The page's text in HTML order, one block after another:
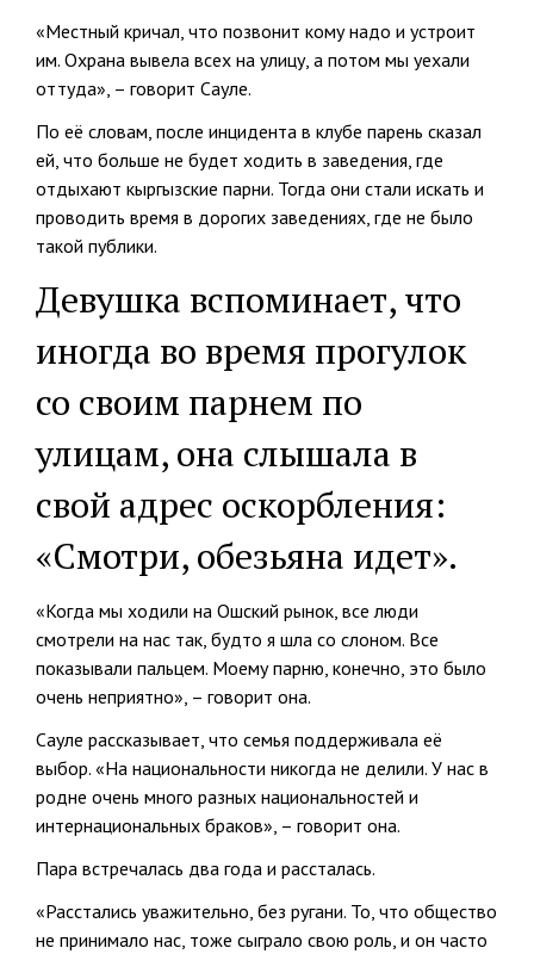
«Местный кричал, что позвонит кому надо и устроит
им. Охрана вывела всех на улицу, а потом мы уехали
оттуда», – говорит Сауле.
По её словам, после инцидента в клубе парень сказал
ей, что больше не будет ходить в заведения, где
отдыхают кыргызские парни. Тогда они стали искать и
проводить время в дорогих заведениях, где не было
такой публики.
Девушка вспоминает, что
иногда во время прогулок
со своим парнем по
улицам, она слышала в
свой адрес оскорбления:
«Смотри, обезьяна идет».
«Когда мы ходили на Ошский рынок, все люди
смотрели на нас так, будто я шла со слоном. Все
показывали пальцем. Моему парню, конечно, это было
очень неприятно», – говорит она.
Сауле рассказывает, что семья поддерживала её
выбор. «На национальности никогда не делили. У нас в
родне очень много разных национальностей и
интернациональных браков», – говорит она.
Пара встречалась два года и рассталась.
«Расстались уважительно, без ругани. То, что общество
не принимало нас, тоже сыграло свою роль, и он часто